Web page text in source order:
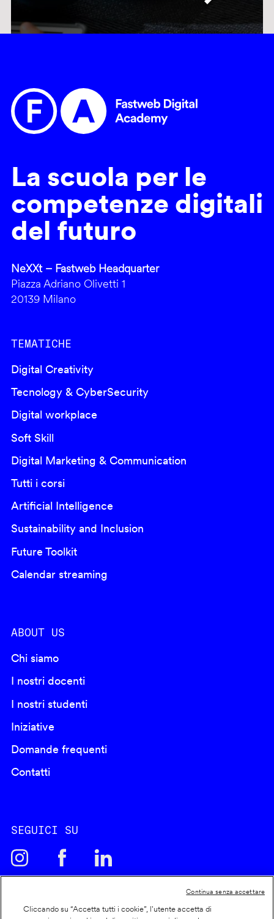
La scuola per le
competenze digitali
del futuro
NeXXt – Fastweb Headquarter
Piazza Adriano Olivetti 1
20139 Milano
TEMATICHE
Digital Creativity
Tecnology & CyberSecurity
Digital workplace
Soft Skill
Digital Marketing & Communication
Tutti i corsi
Artificial Intelligence
Sustainability and Inclusion
Future Toolkit
Calendar streaming
ABOUT US
Chi siamo
I nostri docenti
I nostri studenti
Iniziative
Domande frequenti
Contatti
SEGUICI SU
Cliccando su “Accetta tutti i cookie”, l'utente accetta di
Continua senza accettare